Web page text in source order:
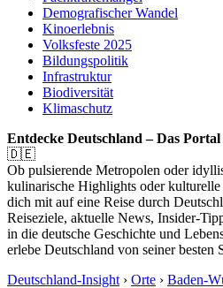
Demografischer Wandel
Kinoerlebnis
Volksfeste 2025
Bildungspolitik
Infrastruktur
Biodiversität
Klimaschutz
Entdecke Deutschland – Das
🇩🇪
Ob pulsierende Metropolen oder
kulinarische Highlights oder
dich mit auf eine Reise durch
Reiseziele, aktuelle News, Insider-
in die deutsche Geschichte und
erlebe Deutschland von seiner besten
Deutschland-Insight › Orte › Baden-